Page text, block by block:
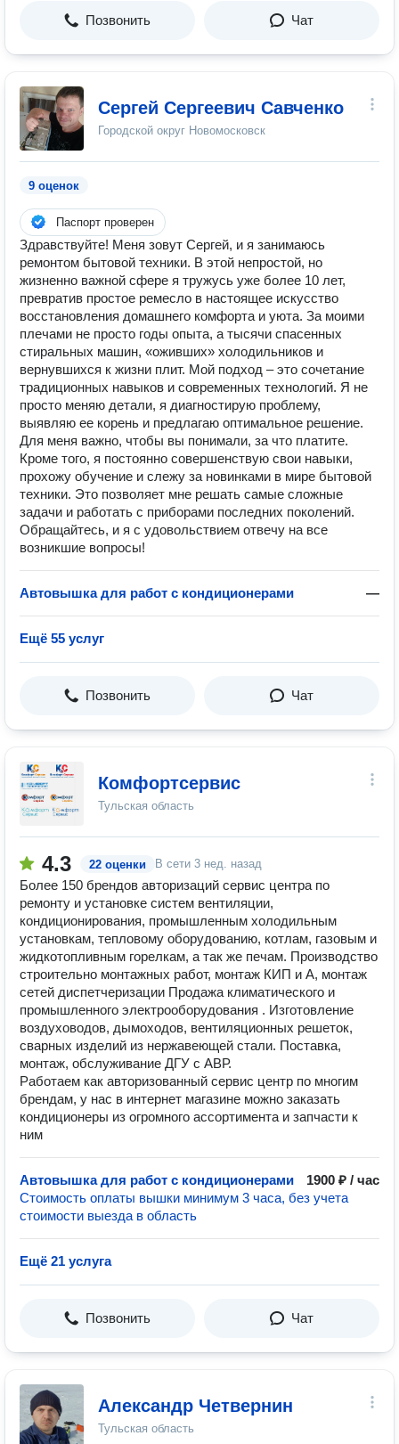
Позвонить Чат
Сергей Сергеевич Савченко
Городской округ Новомосковск
9 оценок
Паспорт проверен
Здравствуйте! Меня зовут Сергей, и я занимаюсь
ремонтом бытовой техники. В этой непростой, но
жизненно важной сфере я тружусь уже более 10 лет,
превратив простое ремесло в настоящее искусство
восстановления домашнего комфорта и уюта. За моими
плечами не просто годы опыта, а тысячи спасенных
стиральных машин, «оживших» холодильников и
вернувшихся к жизни плит. Мой подход – это сочетание
традиционных навыков и современных технологий. Я не
просто меняю детали, я диагностирую проблему,
выявляю ее корень и предлагаю оптимальное решение.
Для меня важно, чтобы вы понимали, за что платите.
Кроме того, я постоянно совершенствую свои навыки,
прохожу обучение и слежу за новинками в мире бытовой
техники. Это позволяет мне решать самые сложные
задачи и работать с приборами последних поколений.
Обращайтесь, и я с удовольствием отвечу на все
возникшие вопросы!
Автовышка для работ с кондиционерами —
Ещё 55 услуг
Позвонить Чат
Комфортсервис
Тульская область
4.3 22 оценки В сети 3 нед. назад
Более 150 брендов авторизаций сервис центра по
ремонту и установке систем вентиляции,
кондиционирования, промышленным холодильным
установкам, тепловому оборудованию, котлам, газовым и
жидкотопливным горелкам, а так же печам. Производство
строительно монтажных работ, монтаж КИП и А, монтаж
сетей диспетчеризации Продажа климатического и
промышленного электрооборудования . Изготовление
воздуховодов, дымоходов, вентиляционных решеток,
сварных изделий из нержавеющей стали. Поставка,
монтаж, обслуживание ДГУ с АВР.
Работаем как авторизованный сервис центр по многим
брендам, у нас в интернет магазине можно заказать
кондиционеры из огромного ассортимента и запчасти к
ним
Автовышка для работ с кондиционерами
1900 ₽ / час
Стоимость оплаты вышки минимум 3 часа, без учета
стоимости выезда в область
Ещё 21 услуга
Позвонить Чат
Александр Четвернин
Тульская область